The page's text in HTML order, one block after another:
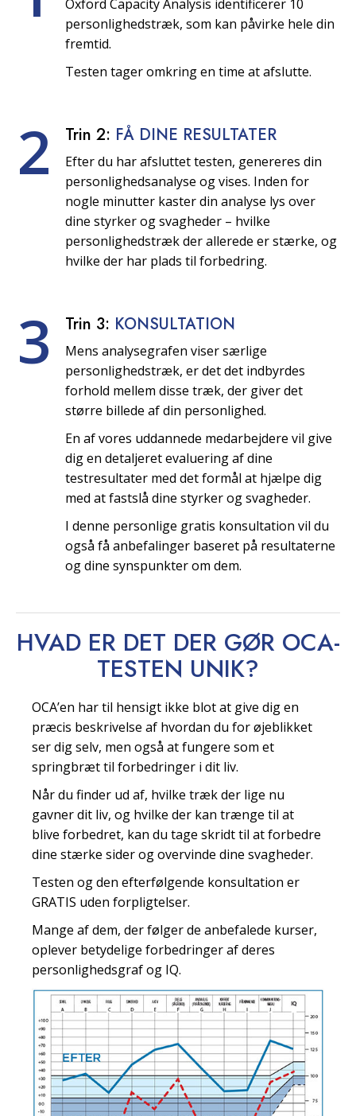
Oxford Capacity Analysis identificerer 10
personlighedstræk, som kan påvirke hele din
fremtid.
Testen tager omkring en time at afslutte.
2 Trin 2: FÅ DINE RESULTATER
Efter du har afsluttet testen, genereres din
personlighedsanalyse og vises. Inden for
nogle minutter kaster din analyse lys over
dine styrker og svagheder – hvilke
personlighedstræk der allerede er stærke, og
hvilke der har plads til forbedring.
3 Trin 3: KONSULTATION
Mens analysegrafen viser særlige
personlighedstræk, er det det indbyrdes
forhold mellem disse træk, der giver det
større billede af din personlighed.
En af vores uddannede medarbejdere vil give
dig en detaljeret evaluering af dine
testresultater med det formål at hjælpe dig
med at fastslå dine styrker og svagheder.
I denne personlige gratis konsultation vil du
også få anbefalinger baseret på resultaterne
og dine synspunkter om dem.
HVAD ER DET DER GØR OCA-
TESTEN UNIK?
OCA’en har til hensigt ikke blot at give dig en
præcis beskrivelse af hvordan du for øjeblikket
ser dig selv, men også at fungere som et
springbræt til forbedringer i dit liv.
Når du finder ud af, hvilke træk der lige nu
gavner dit liv, og hvilke der kan trænge til at
blive forbedret, kan du tage skridt til at forbedre
dine stærke sider og overvinde dine svagheder.
Testen og den efterfølgende konsultation er
GRATIS uden forpligtelser.
Mange af dem, der følger de anbefalede kurser,
oplever betydelige forbedringer af deres
personlighedsgraf og IQ.